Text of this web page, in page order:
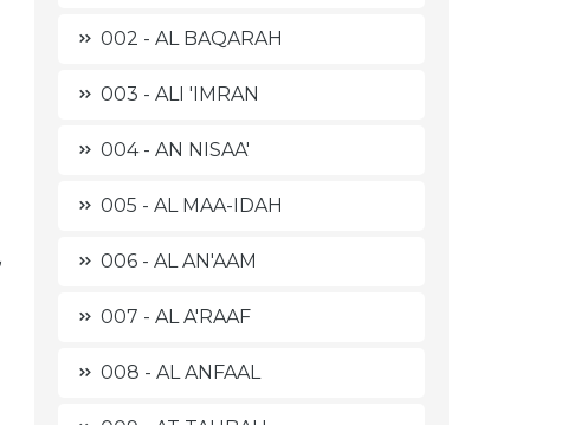
002 - AL BAQARAH
003 - ALI 'IMRAN
004 - AN NISAA'
005 - AL MAA-IDAH
006 - AL AN'AAM
007 - AL A'RAAF
008 - AL ANFAAL